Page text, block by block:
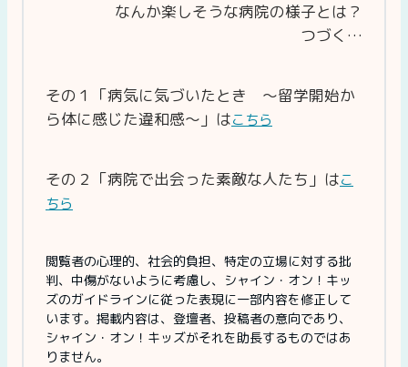
なんか楽しそうな病院の様子とは？
つづく…
その１「病気に気づいたとき 〜留学開始か
ら体に感じた違和感〜」はこちら
その２「病院で出会った素敵な人たち」はこ
ちら
閲覧者の心理的、社会的負担、特定の立場に対する批
判、中傷がないように考慮し、シャイン・オン！キッ
ズのガイドラインに従った表現に一部内容を修正して
います。掲載内容は、登壇者、投稿者の意向であり、
シャイン・オン！キッズがそれを助長するものではあ
りません。